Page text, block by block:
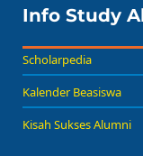
Info Study
Scholarpedia
Kalender Beasiswa
Kisah Sukses Alumni